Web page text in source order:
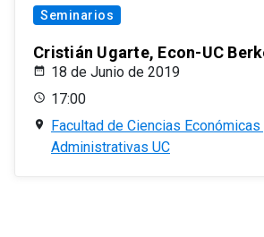
Seminarios
Cristián Ugarte, Econ-UC
18 de Junio de 2019
17:00
Facultad de Ciencias Económicas
Administrativas UC